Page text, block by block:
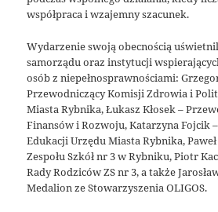
współpraca i wzajemny szacunek.
Wydarzenie swoją obecnością
samorządu oraz instytucji
osób z niepełnosprawnościami:
Przewodniczący Komisji Zdrowia i
Miasta Rybnika, Łukasz Kłosek –
Finansów i Rozwoju, Katarzyna Fojcik
Edukacji Urzędu Miasta Rybnika,
Zespołu Szkół nr 3 w Rybniku, Piotr
Rady Rodziców ZS nr 3, a także
Medalion ze Stowarzyszenia OLIGOS.